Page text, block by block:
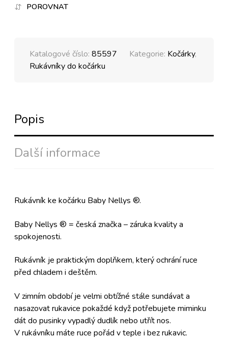
POROVNAT
Katalogové číslo:85597 Kategorie: Kočárky,
Rukávníky do kočárku
Popis
Další informace
Rukávník ke kočárku Baby Nellys ®.
Baby Nellys ® = česká značka – záruka kvality a
spokojenosti.
Rukávník je praktickým doplňkem, který ochrání ruce
před chladem i deštěm.
V zimním období je velmi obtížné stále sundávat a
nasazovat rukavice pokaždé když potřebujete miminku
dát do pusinky vypadlý dudlík nebo utřít nos.
V rukávníku máte ruce pořád v teple i bez rukavic.